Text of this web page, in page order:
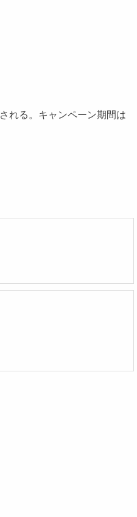
れる。キャンペーン期間は